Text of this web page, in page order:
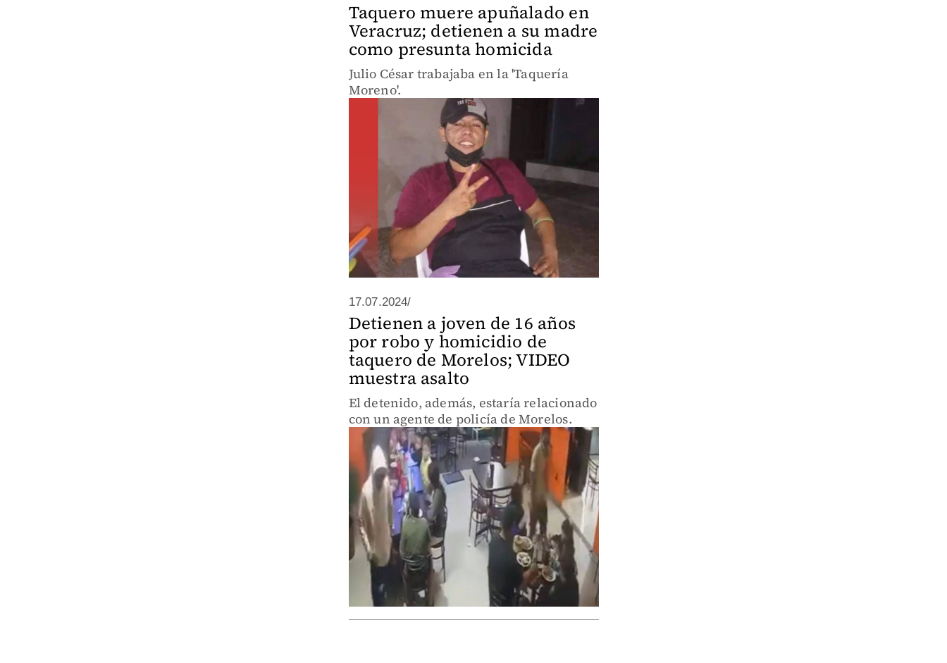
Taquero muere apuñalado en
Veracruz; detienen a su madre
como presunta homicida
Julio César trabajaba en la 'Taquería
Moreno'.
17.07.2024/
Detienen a joven de 16 años
por robo y homicidio de
taquero de Morelos; VIDEO
muestra asalto
El detenido, además, estaría relacionado
con un agente de policía de Morelos.